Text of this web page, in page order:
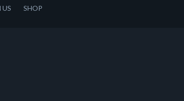
US SHOP